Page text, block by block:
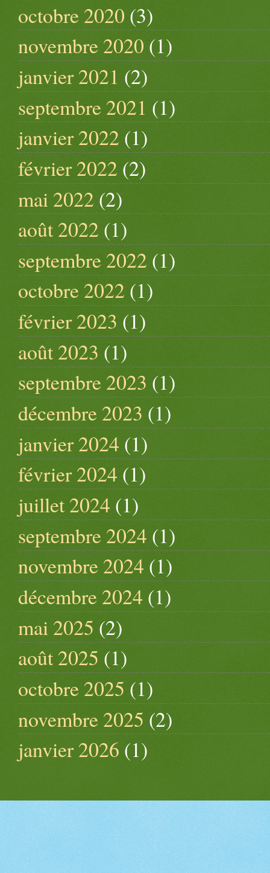
octobre 2020 (3)
novembre 2020 (1)
janvier 2021 (2)
septembre 2021 (1)
janvier 2022 (1)
février 2022 (2)
mai 2022 (2)
août 2022 (1)
septembre 2022 (1)
octobre 2022 (1)
février 2023 (1)
août 2023 (1)
septembre 2023 (1)
décembre 2023 (1)
janvier 2024 (1)
février 2024 (1)
juillet 2024 (1)
septembre 2024 (1)
novembre 2024 (1)
décembre 2024 (1)
mai 2025 (2)
août 2025 (1)
octobre 2025 (1)
novembre 2025 (2)
janvier 2026 (1)